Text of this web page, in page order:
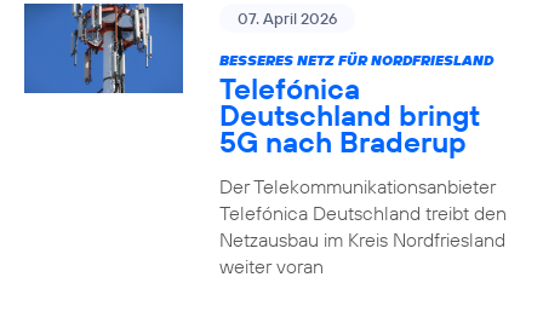
07. April 2026
BESSERES NETZ FÜR NORDFRIESLAND
Telefónica
Deutschland bringt
5G nach Braderup
Der Telekommunikationsanbieter
Telefónica Deutschland treibt den
Netzausbau im Kreis Nordfriesland
weiter voran